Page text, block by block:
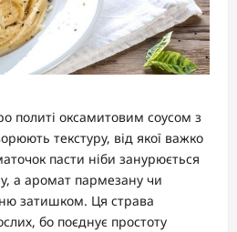
политі оксамитовим соусом з
текстуру, від якої важко
пасти ніби занурюється
а аромат пармезану чи
затишком. Ця страва
бо поєднує простоту